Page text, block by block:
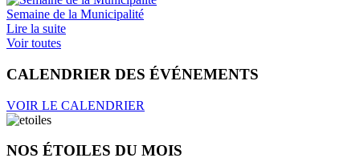
Semaine de la Municipalité
Lire la suite
Voir toutes
CALENDRIER DES ÉVÉNEMENTS
VOIR LE CALENDRIER
NOS ÉTOILES DU MOIS